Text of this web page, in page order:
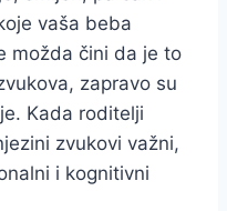
vaša beba
možda čini da je to
zapravo su
Kada roditelji
zvukovi važni,
i kognitivni